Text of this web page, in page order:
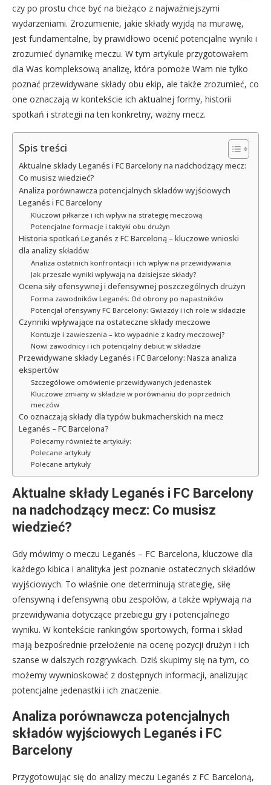
czy po prostu chce być na bieżąco z najważniejszymi
wydarzeniami. Zrozumienie, jakie składy wyjdą na murawę,
jest fundamentalne, by prawidłowo ocenić potencjalne wyniki i
zrozumieć dynamikę meczu. W tym artykule przygotowałem
dla Was kompleksową analizę, która pomoże Wam nie tylko
poznać przewidywane składy obu ekip, ale także zrozumieć, co
one oznaczają w kontekście ich aktualnej formy, historii
spotkań i strategii na ten konkretny, ważny mecz.
Spis treści
Aktualne składy Leganés i FC Barcelony na nadchodzący mecz:
Co musisz wiedzieć?
Analiza porównawcza potencjalnych składów wyjściowych
Leganés i FC Barcelony
Kluczowi piłkarze i ich wpływ na strategię meczową
Potencjalne formacje i taktyki obu drużyn
Historia spotkań Leganés z FC Barceloną – kluczowe wnioski
dla analizy składów
Analiza ostatnich konfrontacji i ich wpływ na przewidywania
Jak przeszłe wyniki wpływają na dzisiejsze składy?
Ocena siły ofensywnej i defensywnej poszczególnych drużyn
Forma zawodników Leganés: Od obrony po napastników
Potencjał ofensywny FC Barcelony: Gwiazdy i ich role w składzie
Czynniki wpływające na ostateczne składy meczowe
Kontuzje i zawieszenia – kto wypadnie z kadry meczowej?
Nowi zawodnicy i ich potencjalny debiut w składzie
Przewidywane składy Leganés i FC Barcelony: Nasza analiza
ekspertów
Szczegółowe omówienie przewidywanych jedenastek
Kluczowe zmiany w składzie w porównaniu do poprzednich
meczów
Co oznaczają składy dla typów bukmacherskich na mecz
Leganés – FC Barcelona?
Polecamy również te artykuły:
Polecane artykuły
Polecane artykuły
Aktualne składy Leganés i FC Barcelony
na nadchodzący mecz: Co musisz
wiedzieć?
Gdy mówimy o meczu Leganés – FC Barcelona, kluczowe dla
każdego kibica i analityka jest poznanie ostatecznych składów
wyjściowych. To właśnie one determinują strategię, siłę
ofensywną i defensywną obu zespołów, a także wpływają na
przewidywania dotyczące przebiegu gry i potencjalnego
wyniku. W kontekście rankingów sportowych, forma i skład
mają bezpośrednie przełożenie na ocenę pozycji drużyn i ich
szanse w dalszych rozgrywkach. Dziś skupimy się na tym, co
możemy wywnioskować z dostępnych informacji, analizując
potencjalne jedenastki i ich znaczenie.
Analiza porównawcza potencjalnych
składów wyjściowych Leganés i FC
Barcelony
Przygotowując się do analizy meczu Leganés z FC Barceloną,